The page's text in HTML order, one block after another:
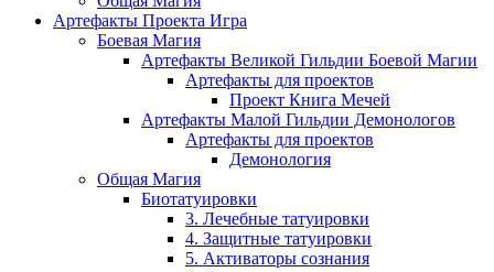
Артефакты Проекта Игра
Боевая Магия
Артефакты Великой Гильдии Боевой Магии
Артефакты для проектов
Проект Книга Мечей
Артефакты Малой Гильдии Демонологов
Артефакты для проектов
Демонология
Общая Магия
Биотатуировки
3. Лечебные татуировки
4. Защитные татуировки
5. Активаторы сознания